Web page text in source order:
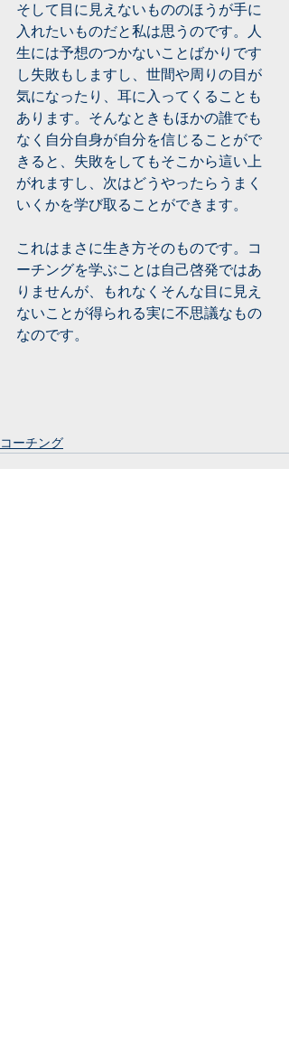
そして目に見えないもののほうが手に
入れたいものだと私は思うのです。人
生には予想のつかないことばかりです
し失敗もしますし、世間や周りの目が
気になったり、耳に入ってくることも
あります。そんなときもほかの誰でも
なく自分自身が自分を信じることがで
きると、失敗をしてもそこから這い上
がれますし、次はどうやったらうまく
いくかを学び取ることができます。
これはまさに生き方そのものです。コ
ーチングを学ぶことは自己啓発ではあ
りませんが、もれなくそんな目に見え
ないことが得られる実に不思議なもの
なのです。
コーチング